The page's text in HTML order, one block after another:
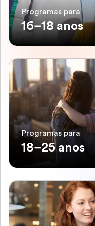
Programas para
16–18 anos
Programas para
18–25 anos